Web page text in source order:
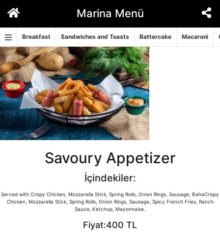
Marina Menü
Breakfast Sandwiches and Toasts Battercake Macaroni
Savoury Appetizer
İçindekiler:
Served with Crispy Chicken, Mozzarella Stick, Spring Rolls, Onion Rings, Sausage, BahaCrispy
Chicken, Mozzarella Stick, Spring Rolls, Onion Rings, Sausage, Spicy French Fries, Ranch
Sauce, Ketchup, Mayonnaise.
Fiyat:400 TL